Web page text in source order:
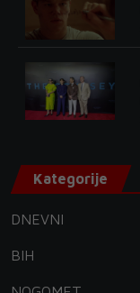
Kategorije
DNEVNI
BIH